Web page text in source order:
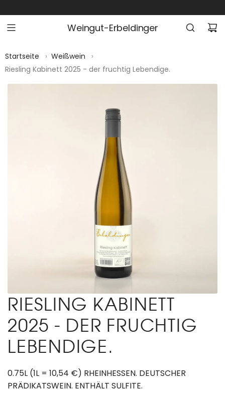
U
N
H
Weingut-Erbeldinger
Startseite › Weißwein
›
Riesling Kabinett 2025 - der fruchtig Lebendige.
RIESLING KABINETT
2025 - DER FRUCHTIG
LEBENDIGE.
0.75L (1L = 10,54 €) RHEINHESSEN. DEUTSCHER
PRÄDIKATSWEIN. ENTHÄLT SULFITE.